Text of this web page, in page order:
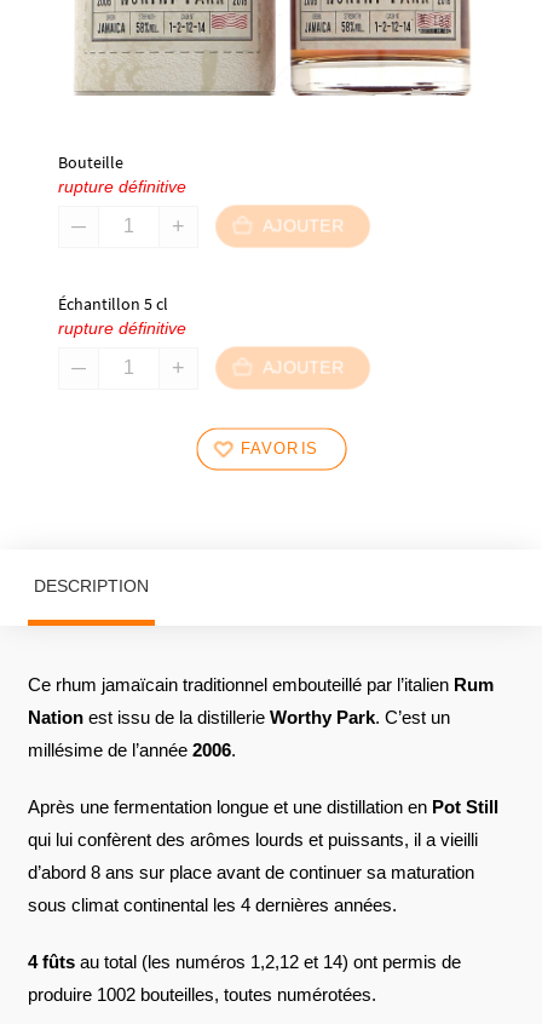
Bouteille
rupture définitive
AJOUTER
Échantillon 5 cl
rupture définitive
AJOUTER
FAVORIS
DESCRIPTION
Ce rhum jamaïcain traditionnel embouteillé par l’italien Rum
Nationest issu de la distillerie Worthy Park. C’est un
millésime de l’année 2006.
Après une fermentation longue et une distillation en Pot Still
qui lui confèrent des arômes lourds et puissants, il a vieilli
d’abord 8 ans sur place avant de continuer sa maturation
sous climat continental les 4 dernières années.
4 fûtsau total (les numéros 1,2,12 et 14) ont permis de
produire 1002 bouteilles, toutes numérotées.